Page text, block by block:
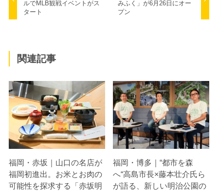
ルでMLB観戦イベントがス
タート
みふく」が6月26日にオー
プン
関連記事
福岡・赤坂｜山口の名店が
福岡初進出。お米とお肉の
可能性を探求する「赤坂明
福岡・博多｜“都市を森
へ“高島市長×藤本壮介氏ら
が語る、新しい明治公園の